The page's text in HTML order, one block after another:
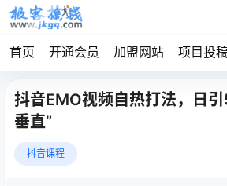
首页 开通会员 加盟网站 项目投
抖音EMO视频自热打法，日
垂直”
抖音课程